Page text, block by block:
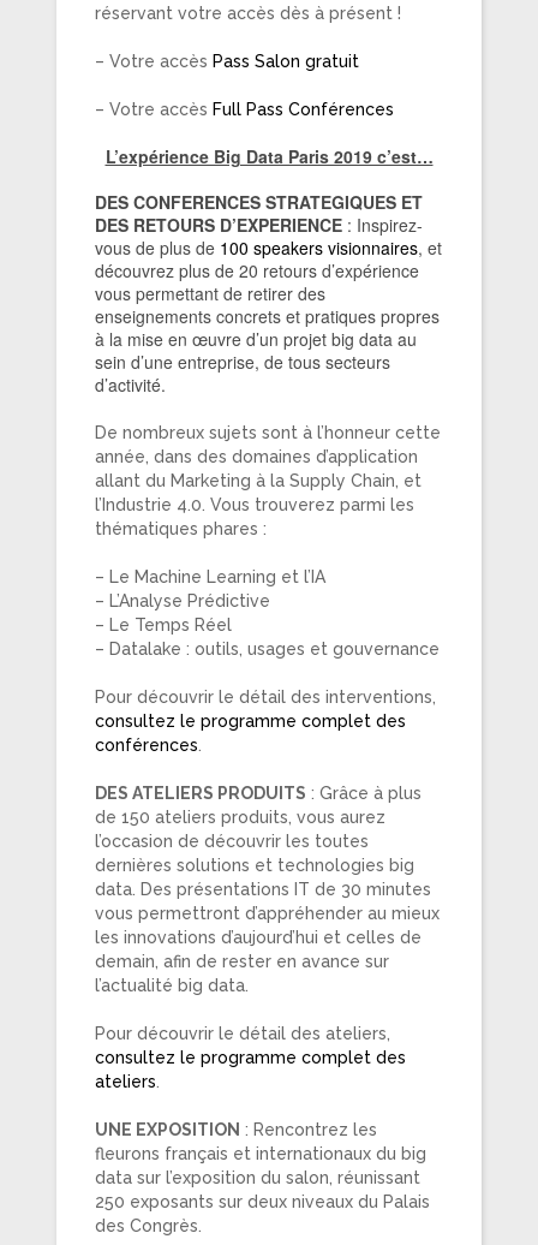
réservant votre accès dès à présent !
– Votre accès Pass Salon gratuit
– Votre accès Full Pass Conférences
L’expérience Big Data Paris 2019 c’est…
DES CONFERENCES STRATEGIQUES ET
DES RETOURS D’EXPERIENCE : Inspirez-
vous de plus de 100 speakers visionnaires, et
découvrez plus de 20 retours d’expérience
vous permettant de retirer des
enseignements concrets et pratiques propres
à la mise en œuvre d’un projet big data au
sein d’une entreprise, de tous secteurs
d’activité.
De nombreux sujets sont à l’honneur cette
année, dans des domaines d’application
allant du Marketing à la Supply Chain, et
l’Industrie 4.0. Vous trouverez parmi les
thématiques phares :
– Le Machine Learning et l’IA
– L’Analyse Prédictive
– Le Temps Réel
– Datalake : outils, usages et gouvernance
Pour découvrir le détail des interventions,
consultez le programme complet des
conférences
DES ATELIERS PRODUITS : Grâce à plus
de 150 ateliers produits, vous aurez
l’occasion de découvrir les toutes
dernières solutions et technologies big
data. Des présentations IT de 30 minutes
vous permettront d’appréhender au mieux
les innovations d’aujourd’hui et celles de
demain, afin de rester en avance sur
l’actualité big data.
Pour découvrir le détail des ateliers,
consultez le programme complet des
ateliers
UNE EXPOSITION : Rencontrez les
fleurons français et internationaux du big
data sur l’exposition du salon, réunissant
250 exposants sur deux niveaux du Palais
des Congrès.